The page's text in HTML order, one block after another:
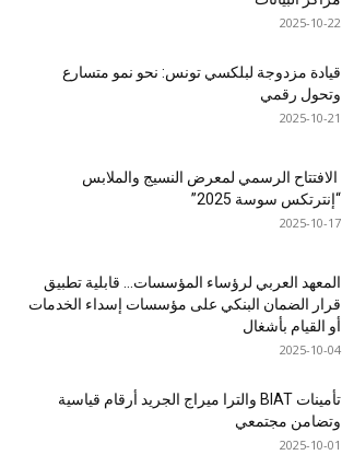
2025-10-22
قيادة مزدوجة لبلكسي تونس: نحو نمو متسارع
وتحول رقمي
2025-10-21
الافتتاح الرسمي لمعرض النسيج والملابس
“إنترتكس سوسة 2025”
2025-10-17
المعهد العربي لرؤساء المؤسسات… قابلية تطبيق
قرار الضمان البنكي على مؤسسات إسداء الخدمات
أو القيام بأشغال
2025-10-04
تأمينات BIAT والترا ميراج الجريد أرقام قياسية
وتضامن مجتمعي
2025-10-01